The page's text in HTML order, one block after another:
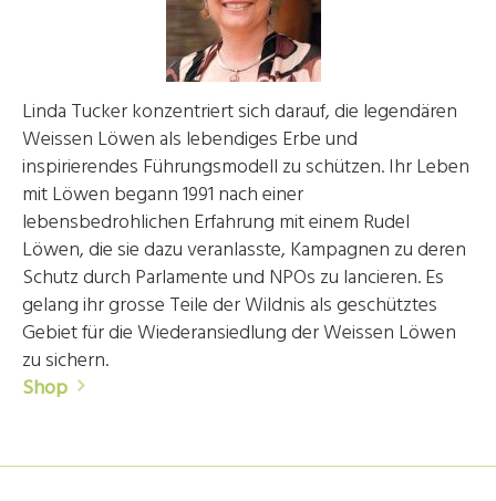
Linda Tucker konzentriert sich darauf, die legendären
Weissen Löwen als lebendiges Erbe und
inspirierendes Führungsmodell zu schützen. Ihr Leben
mit Löwen begann 1991 nach einer
lebensbedrohlichen Erfahrung mit einem Rudel
Löwen, die sie dazu veranlasste, Kampagnen zu deren
Schutz durch Parlamente und NPOs zu lancieren. Es
gelang ihr grosse Teile der Wildnis als geschütztes
Gebiet für die Wiederansiedlung der Weissen Löwen
zu sichern.
Shop